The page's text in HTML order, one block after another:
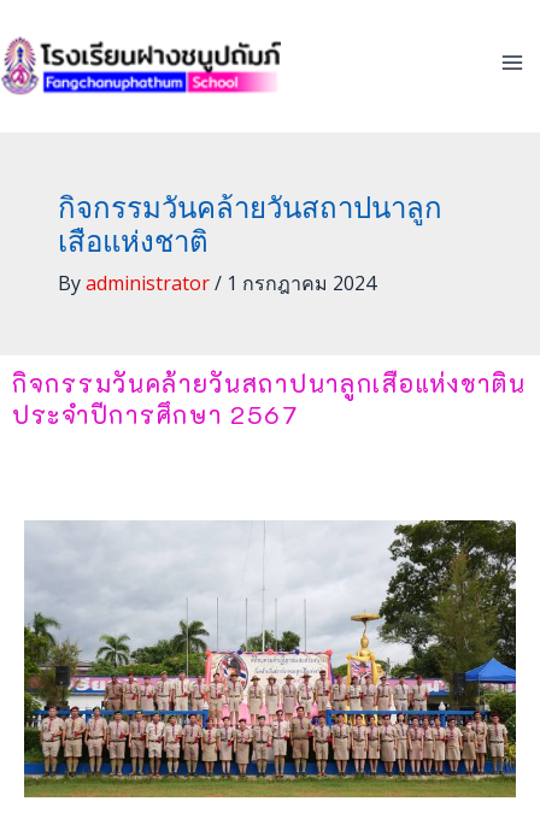
to
content
กิจกรรมวันคล้ายวันสถาปนาลูก
เสือแห่งชาติ
Byadministrator/ 1 กรกฎาคม 2024
กิจกรรมวันคล้ายวันสถาปนาลูกเสือแห่งชาติน
ประจำปีการศึกษา 2567